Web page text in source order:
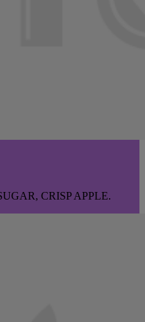
CRISP APPLE.